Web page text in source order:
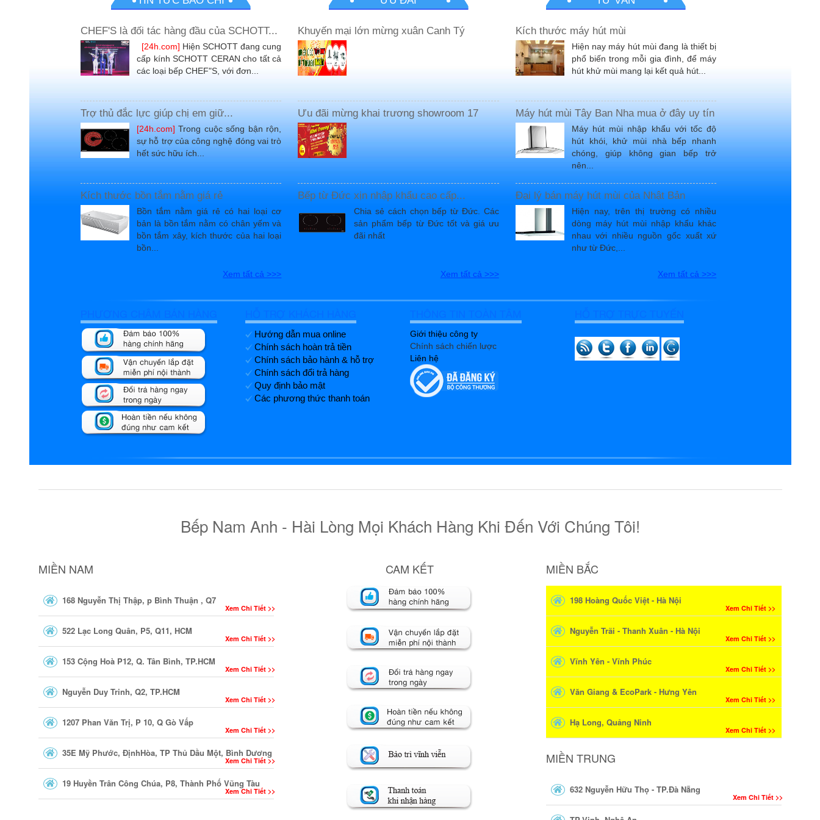
CHEF'S là đối tác hàng đầu của SCHOTT...
[24h.com] Hiện SCHOTT đang cung
cấp kính SCHOTT CERAN cho tất cả
các loại bếp CHEF"S, với đơn...
Trợ thủ đắc lực giúp chị em giữ...
[24h.com]Trong cuộc sống bận rộn,
sự hỗ trợ của công nghệ đóng vai trò
hết sức hữu ích...
Kích thước bồn tắm nằm giá rẻ
Bồn tắm nằm giá rẻ có hai loại cơ
bản là bồn tắm nằm có chân yếm và
bồn tắm xây, kích thước của hai loại
bồn...
Xem tất cả >>>
Khuyến mại lớn mừng xuân Canh Tý
Ưu đãi mừng khai trương showroom 17
Bếp từ Đức xịn nhập khẩu cao cấp...
Chia sẻ cách chọn bếp từ Đức. Các
sản phẩm bếp từ Đức tốt và giá ưu
đãi nhất
Xem tất cả >>>
Kích thước máy hút mùi
Hiện nay máy hút mùi đang là thiết bị
phổ biến trong mỗi gia đình, để máy
hút khử mùi mang lại kết quả hút...
Máy hút mùi Tây Ban Nha mua ở đây uy tín
Máy hút mùi nhập khẩu với tốc độ
hút khói, khử mùi nhà bếp nhanh
chóng, giúp không gian bếp trở
nên...
Đại lý bán máy hút mùi của Nhật Bản
Hiện nay, trên thị trường có nhiều
dòng máy hút mùi nhập khẩu khác
nhau với nhiều nguồn gốc xuất xứ
như từ Đức,...
Xem tất cả >>>
Hướng dẫn mua online
Chính sách hoàn trả tiền
Chính sách bảo hành & hỗ trợ
Chính sách đổi trả hàng
Quy định bảo mật
Các phương thức thanh toán
Giới thiệu công ty
Chính sách chiến lược
Liên hệ
Bếp Nam Anh - Hài Lòng Mọi Khách Hàng Khi Đến Với Chúng Tôi!
MIỀN NAM
168 Nguyễn Thị Thập, p Bình Thuận , Q7
Xem Chi Tiết >>
522 Lạc Long Quân, P5, Q11, HCM
Xem Chi Tiết >>
153 Cộng Hoà P12, Q. Tân Bình, TP.HCM
Xem Chi Tiết >>
Nguyễn Duy Trinh, Q2, TP.HCM
Xem Chi Tiết >>
1207 Phan Văn Trị, P 10, Q Gò Vấp
Xem Chi Tiết >>
35E Mỹ Phước, ĐịnhHòa, TP Thủ Dầu Một, Bình Dương
Xem Chi Tiết >>
19 Huyền Trân Công Chúa, P8, Thành Phố Vũng Tàu
Xem Chi Tiết >>
CAM KẾT MIỀN BẮC
198 Hoàng Quốc Việt - Hà Nội
Xem Chi Tiết >>
Nguyễn Trãi - Thanh Xuân - Hà Nội
Xem Chi Tiết >>
Vĩnh Yên - Vĩnh Phúc
Xem Chi Tiết >>
Văn Giang & EcoPark - Hưng Yên
Xem Chi Tiết >>
Hạ Long, Quảng Ninh
Xem Chi Tiết >>
MIỀN TRUNG
632 Nguyễn Hữu Thọ - TP.Đà Nẵng
Xem Chi Tiết >>